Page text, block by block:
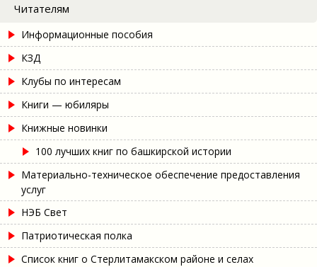
Читателям
Информационные пособия
КЗД
Клубы по интересам
Книги — юбиляры
Книжные новинки
100 лучших книг по башкирской истории
Материально-техническое обеспечение предоставления
услуг
НЭБ Свет
Патриотическая полка
Список книг о Стерлитамакском районе и селах